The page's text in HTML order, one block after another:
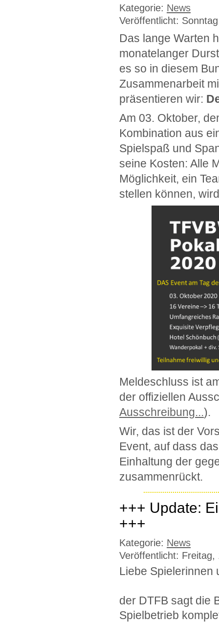
Kategorie: News
Veröffentlicht:
Das lange Warten
monatelanger
es so in diesem
Zusammenarbeit
präsentieren wir:
Am 03. Oktober,
Kombination aus
Spielspaß und
seine Kosten: Alle
Möglichkeit, ein
stellen können,
Meldeschluss ist
der offiziellen
Ausschreibung...).
Wir, das ist der
Event, auf dass
Einhaltung der
zusammenrückt.
+++ Update:
+++
Kategorie: News
Veröffentlicht:
Liebe Spielerinnen
der DTFB sagt die
Spielbetrieb